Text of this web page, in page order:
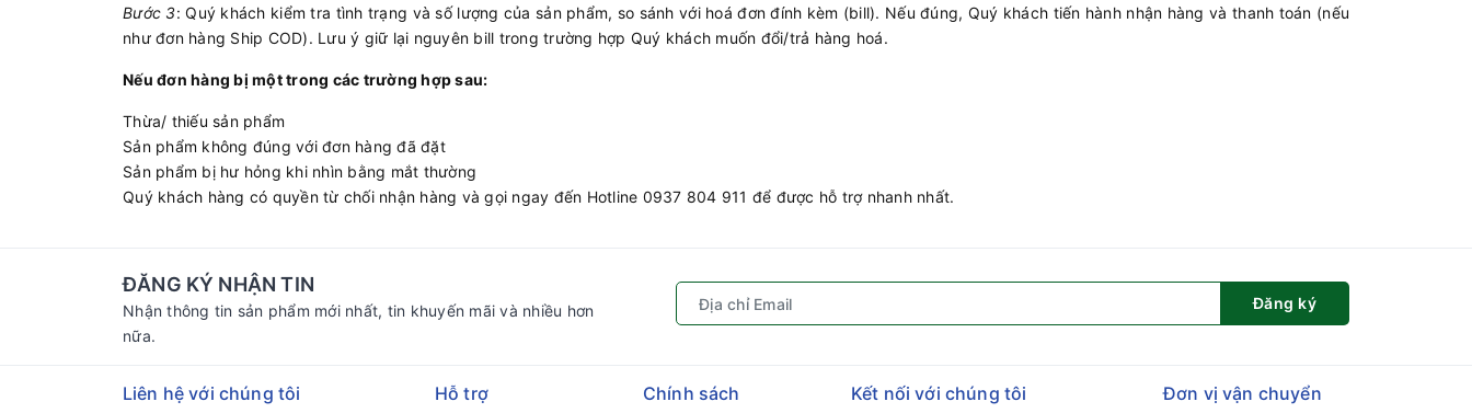
Bước 3: Quý khách kiểm tra tình trạng và số lượng của sản phẩm, so sánh với hoá đơn đính kèm (bill). Nếu đúng, Quý khách tiến hành nhận hàng và thanh toán (nếu
như đơn hàng Ship COD). Lưu ý giữ lại nguyên bill trong trường hợp Quý khách muốn đổi/trả hàng hoá.
Nếu đơn hàng bị một trong các trường hợp sau:
Thừa/ thiếu sản phẩm
Sản phẩm không đúng với đơn hàng đã đặt
Sản phẩm bị hư hỏng khi nhìn bằng mắt thường
Quý khách hàng có quyền từ chối nhận hàng và gọi ngay đến Hotline 0937 804 911 để được hỗ trợ nhanh nhất.
ĐĂNG KÝ NHẬN TIN
Nhận thông tin sản phẩm mới nhất, tin khuyến mãi và nhiều hơn
nữa.
Đăng ký
Liên hệ với chúng tôi Hỗ trợ Chính sách Kết nối với chúng tôi Đơn vị vận chuyển